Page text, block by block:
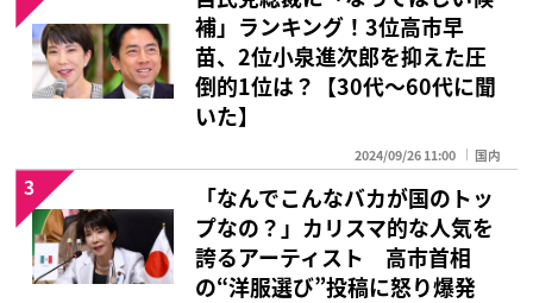
補」ランキング！3位高市早
苗、2位小泉進次郎を抑えた圧
倒的1位は？【30代〜60代に聞
いた】
2024/09/26 11:00 国内
「なんでこんなバカが国のトッ
プなの？」カリスマ的な人気を
誇るアーティスト 高市首相
の“洋服選び”投稿に怒り爆発
3